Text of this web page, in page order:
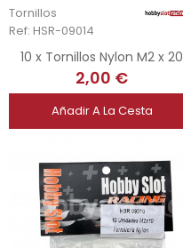
Tornillos
Ref: HSR-09014
10 x Tornillos Nylon M2 x 20
2,00 €
Añadir A La Cesta